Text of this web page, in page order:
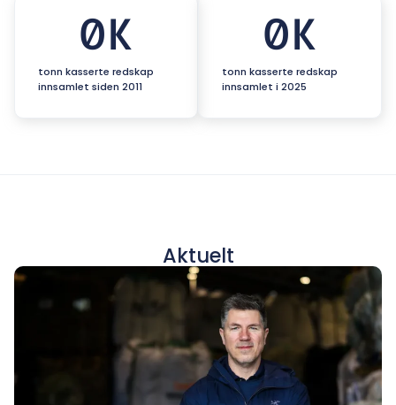
0K
tonn kasserte redskap
innsamlet siden 2011
0K
tonn kasserte redskap
innsamlet i 2025
Aktuelt